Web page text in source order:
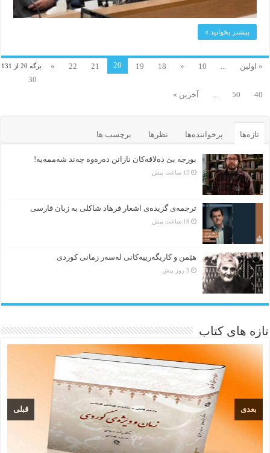
بیشتر بخوانید »
برگه 20 از 131 « اولین ...
10
«
18
19
20
21
22
»
30
40
50
... آخرین »
تازه‌ها پرخواننده‌ها نظرها برچسب ها
بورجە بێ دەلاقەکان نازانن دەرەوە چەند شەممەیە!
12 ساعت پیش
ترجمه‌ی گزیده‌‌ی اشعار فرهاد شاکلی به زبان فارسی
18 ساعت پیش
هێمن و كاریگەرییەكانی لەسەر زمانی كوردی
3 روز پیش
تازه های کتاب
قبلی بعدی